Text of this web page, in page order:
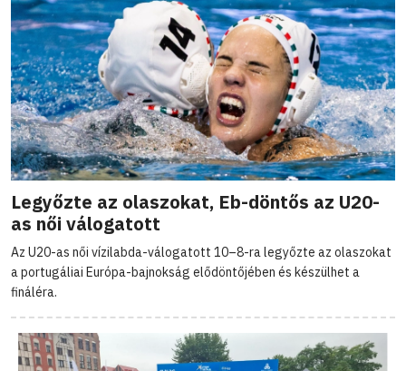
Legyőzte az olaszokat, Eb-döntős az U20-
as női válogatott
Az U20-as női vízilabda-válogatott 10–8-ra legyőzte az olaszokat
a portugáliai Európa-bajnokság elődöntőjében és készülhet a
fináléra.